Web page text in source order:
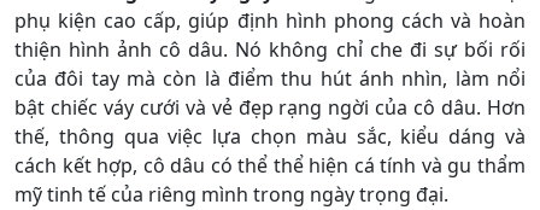
phụ kiện cao cấp, giúp định hình phong cách và hoàn
thiện hình ảnh cô dâu. Nó không chỉ che đi sự bối rối
của đôi tay mà còn là điểm thu hút ánh nhìn, làm nổi
bật chiếc váy cưới và vẻ đẹp rạng ngời của cô dâu. Hơn
thế, thông qua việc lựa chọn màu sắc, kiểu dáng và
cách kết hợp, cô dâu có thể thể hiện cá tính và gu thẩm
mỹ tinh tế của riêng mình trong ngày trọng đại.